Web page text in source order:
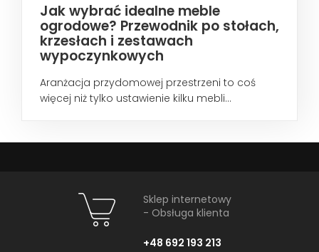
Jak wybrać idealne meble
ogrodowe? Przewodnik po stołach,
krzesłach i zestawach
wypoczynkowych
Aranżacja przydomowej przestrzeni to coś
więcej niż tylko ustawienie kilku mebli...
Sklep internetowy
- Obsługa klienta
+48 692 193 213